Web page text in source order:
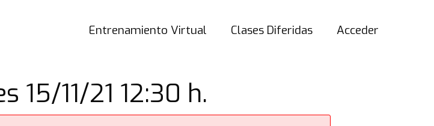
Entrenamiento Virtual Clases Diferidas Acceder
15/11/21 12:30 h.